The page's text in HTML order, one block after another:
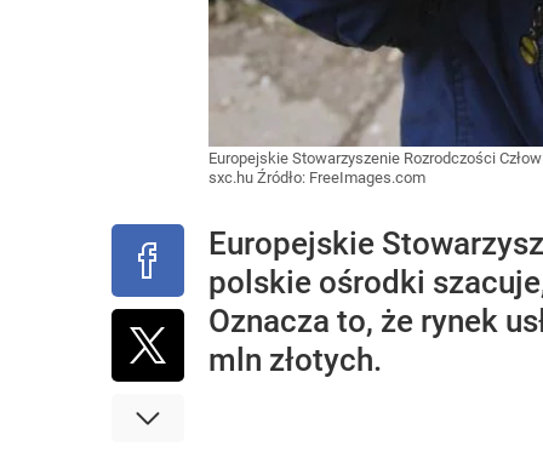
Europejskie Stowarzyszenie Rozrodczości
sxc.hu Źródło: FreeImages.com
Europejskie
polskie ośrodki
Oznacza to, że rynek
mln złotych.